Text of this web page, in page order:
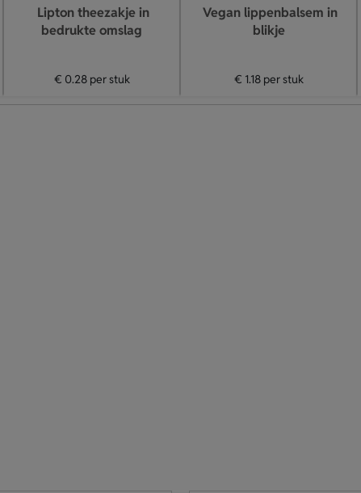
Lipton theezakje in
bedrukte omslag
€ 0.28per stuk
Vegan lippenbalsem in
blikje
€ 1.18per stuk